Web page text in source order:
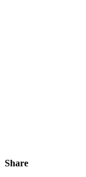
Share